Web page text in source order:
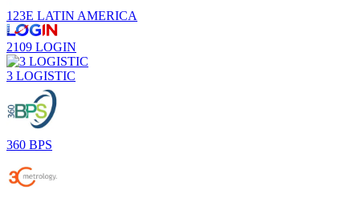
123E LATIN AMERICA
2109 LOGIN
3 LOGISTIC
360 BPS